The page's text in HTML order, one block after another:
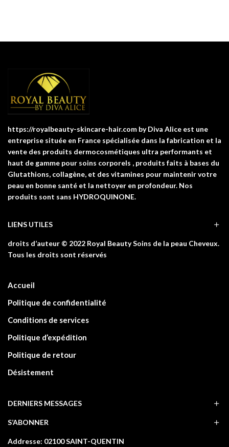
https://royalbeauty-skincare-hair.com by Diva Alice est une
entreprise située en France spécialisée dans la fabrication et la
vente des produits dermocosmétiques ultra performants et
haut de gamme pour soins corporels , produits faits à bases du
Glutathions, collagène, et des vitamines pour maintenir votre
peau en bonne santé et la nettoyer en profondeur. Nos
produits sont sans HYDROQUINONE.
LIENS UTILES
droits d’auteur © 2022 Royal Beauty Soins de la peau Cheveux.
Tous les droits sont réservés
Accueil
Politique de confidentialité
Conditions de services
Politique d’expédition
Politique de retour
Désistement
DERNIERS MESSAGES
S’ABONNER
Addresse: 02100 SAINT-QUENTIN